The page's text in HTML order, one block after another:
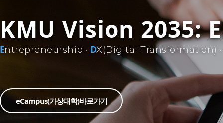
'모두의 가슴에 국민대
발전기금 모금 캠페인
동참해주세요.
고등교육의 표준을
제시하는 대학
MAKE THE RULE
BREAK THE RULE
고등교육의 표준을
제시하는 대학
MAKE THE RULE
BREAK THE RULE
KMU Vision 2035:
Entrepreneurship · DX(Digital Transformation)
eCampus(가상대학)바로가기
'모두의 가슴에 국민대
발전기금 모금 캠페인
동참해주세요.
고등교육의 표준을
제시하는 대학
MAKE THE RULE
BREAK THE RULE